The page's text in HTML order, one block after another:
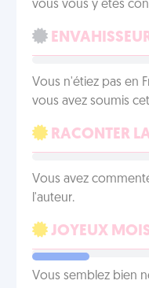
vous vous y êtes
Vous n'étiez pas en
vous avez soumis
RACONTER
Vous avez
l'auteur.
JOYEUX
Vous semblez bien